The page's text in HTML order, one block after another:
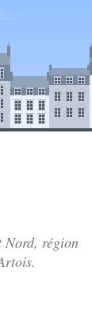
Nord, région